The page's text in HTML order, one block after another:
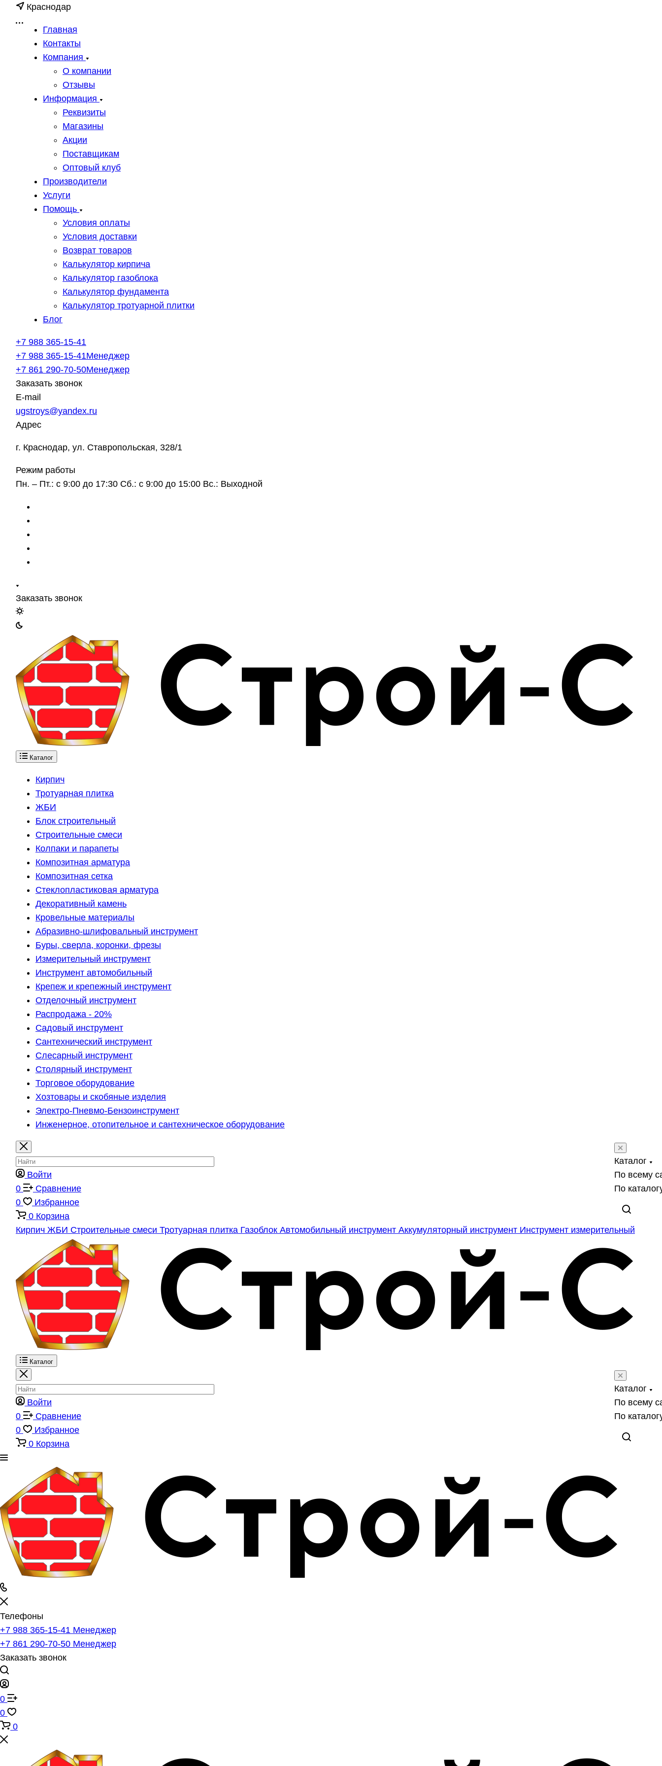
Краснодар
Главная
Контакты
Компания
О компании
Отзывы
Информация
Реквизиты
Магазины
Акции
Поставщикам
Оптовый клуб
Производители
Услуги
Помощь
Условия оплаты
Условия доставки
Возврат товаров
Калькулятор кирпича
Калькулятор газоблока
Калькулятор фундамента
Калькулятор тротуарной плитки
Блог
+7 988 365-15-41
+7 988 365-15-41Менеджер
+7 861 290-70-50Менеджер
Заказать звонок
E-mail
ugstroys@yandex.ru
Адрес
г. Краснодар, ул. Ставропольская, 328/1
Режим работы
Пн. – Пт.: с 9:00 до 17:30 Сб.: с 9:00 до 15:00 Вс.: Выходной
Заказать звонок
Каталог
Кирпич
Тротуарная плитка
ЖБИ
Блок строительный
Строительные смеси
Колпаки и парапеты
Композитная арматура
Композитная сетка
Стеклопластиковая арматура
Декоративный камень
Кровельные материалы
Абразивно-шлифовальный инструмент
Буры, сверла, коронки, фрезы
Измерительный инструмент
Инструмент автомобильный
Крепеж и крепежный инструмент
Отделочный инструмент
Распродажа - 20%
Садовый инструмент
Сантехнический инструмент
Слесарный инструмент
Столярный инструмент
Торговое оборудование
Хозтовары и скобяные изделия
Электро-Пневмо-Бензоинструмент
Инженерное, отопительное и сантехническое оборудование
Каталог
По всему
По
Войти
0
Сравнение
0
Избранное
0 Корзина
Кирпич ЖБИ Строительные смеси Тротуарная плитка Газоблок Автомобильный инструмент Аккумуляторный инструмент Инструмент измерительный
Каталог
Каталог
По всему
По
Войти
0
Сравнение
0
Избранное
0 Корзина
Телефоны
+7 988 365-15-41 Менеджер
+7 861 290-70-50 Менеджер
Заказать звонок
0
0
0